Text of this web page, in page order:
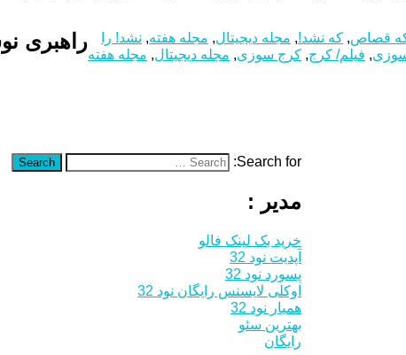
قصاص, که نشد!, مجله دیجیتال, مجله هفته, نشد! را
, فیلم/ کرج, کرج سوزی, مجله دیجیتال, مجله هفته
راهبری
Search for:
Search
مدیر :
خرید بک لینک فالو
آپدیت نود 32
پسورد نود 32
اوکلی لایسنس رایگان نود 32
همیار نود 32
بهترین سئو
رایگان